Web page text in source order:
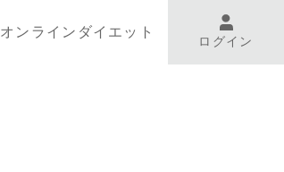
オンラインダイエット
ログイン